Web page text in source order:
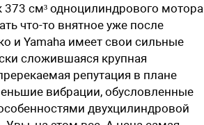
373 см³ одноцилиндрового мотора
что-то внятное уже после
и Yamaha имеет свои сильные
сложившаяся крупная
репутация в плане
вибрации, обусловленные
двухцилиндровой